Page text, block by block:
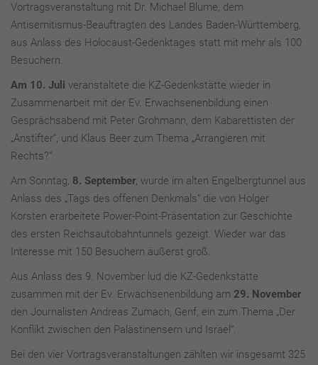
Vortragsveranstaltung mit Dr. Michael Blume, dem
Antisemitismus-Beauftragten des Landes Baden-Württemberg,
aus Anlass des Holocaust-Gedenktages statt mit mehr als 100
Besuchern.
Am 10. Juli veranstaltete die KZ-Gedenkstätte wieder in
Zusammenarbeit mit der Ev. Erwachsenenbildung einen
Gesprächsabend mit Peter Grohmann, dem Kabarettisten der
„Anstifter“, und Klaus Beer zum Thema „Arrangieren mit
Rechts?“
Am Sonntag, 8. September, wurde im alten Engelbergtunnel aus
Anlass des „Tags des offenen Denkmals“ die von Holger
Korsten erarbeitete Power-Point-Präsentation zur Geschichte
des ersten Reichsautobahntunnels gezeigt. Wieder war das
Interesse mit 150 Besuchern äußerst groß.
Aus Anlass des 9. November lud die KZ-Gedenkstätte
zusammen mit der Ev. Erwachsenenbildung am 29. November
den Journalisten Andreas Zumach, Genf, ein zum Thema „Der
Konflikt zwischen den Palästinensern und Israel“.
Bei den vier Vortragsveranstaltungen zählten wir insgesamt 325